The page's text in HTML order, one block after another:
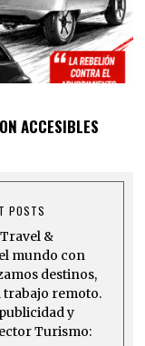
ACCESIBLES
POSTS
&
mundo con
destinos,
trabajo remoto.
y
Turismo: